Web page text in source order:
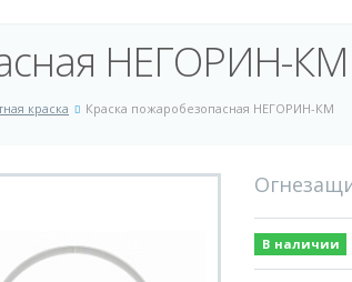
НЕГОРИН-КМ
краска Краска пожаробезопасная НЕГОРИН-КМ
В наличии